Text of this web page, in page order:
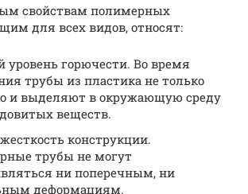
свойствам полимерных
для всех видов, относят:
уровень горючести. Во время
трубы из пластика не только
и выделяют в окружающую среду
веществ.
конструкции.
трубы не могут
ни поперечным, ни
деформациям.